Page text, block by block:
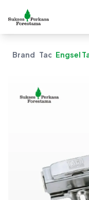
Brand TacoEngsel